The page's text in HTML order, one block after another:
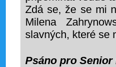
Zdá se, že se mi
Milena
slavných, které se
Psáno pro Senior